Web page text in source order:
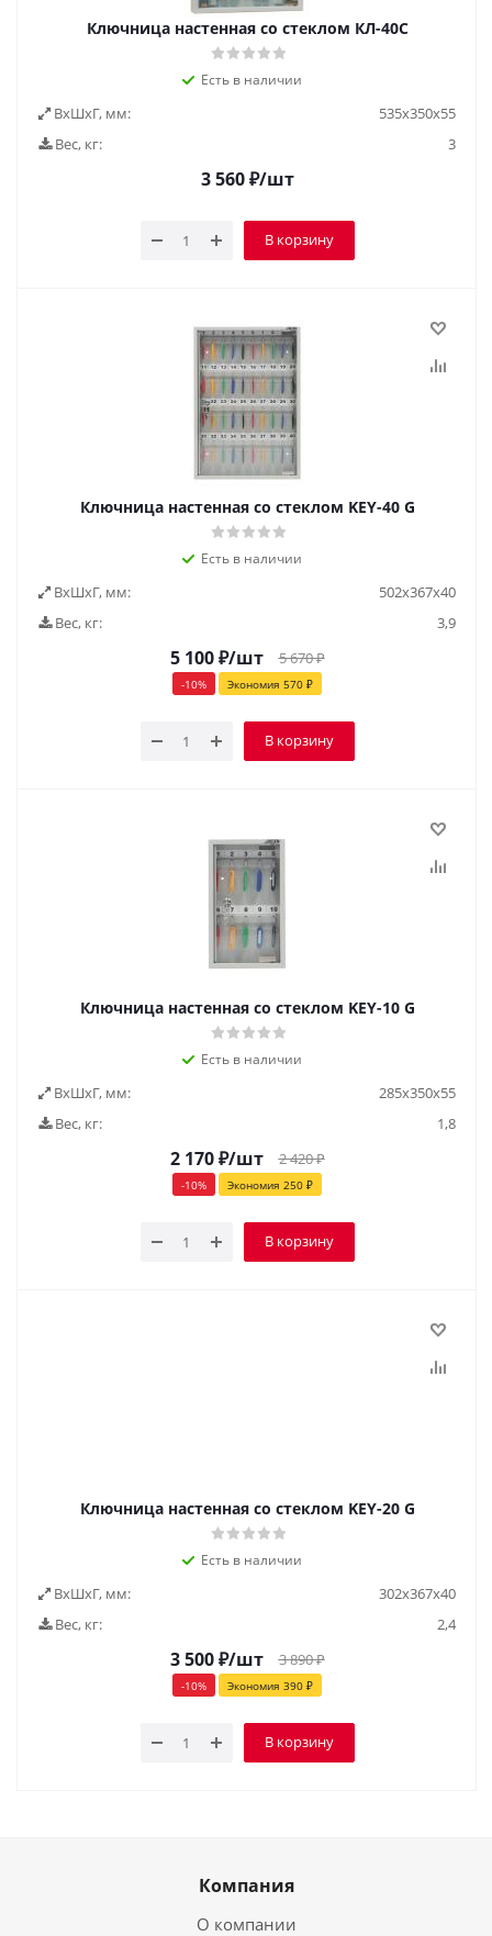
Ключница настенная со стеклом КЛ-40С
Есть в наличии
ВxШxГ, мм:
535х350х55
Вес, кг:
3
3 560₽/шт
В корзину
Ключница настенная со стеклом KEY-40 G
Есть в наличии
ВxШxГ, мм:
502x367x40
Вес, кг:
3,9
5 100₽/шт 5 670₽
-10% Экономия 570 ₽
В корзину
Ключница настенная со стеклом KEY-10 G
Есть в наличии
ВxШxГ, мм:
285х350х55
Вес, кг:
1,8
2 170₽/шт 2 420₽
-10% Экономия 250 ₽
В корзину
Ключница настенная со стеклом KEY-20 G
Есть в наличии
ВxШxГ, мм:
302x367x40
Вес, кг:
2,4
3 500₽/шт 3 890₽
-10% Экономия 390 ₽
В корзину
Компания
О компании